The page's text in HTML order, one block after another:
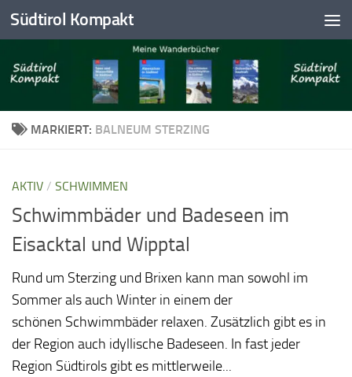
Skip to content
Südtirol Kompakt
MARKIERT: BALNEUM STERZING
AKTIV / SCHWIMMEN
Schwimmbäder und Badeseen im
Eisacktal und Wipptal
Rund um Sterzing und Brixen kann man sowohl im
Sommer als auch Winter in einem der
schönen Schwimmbäder relaxen. Zusätzlich gibt es in
der Region auch idyllische Badeseen. In fast jeder
Region Südtirols gibt es mittlerweile...